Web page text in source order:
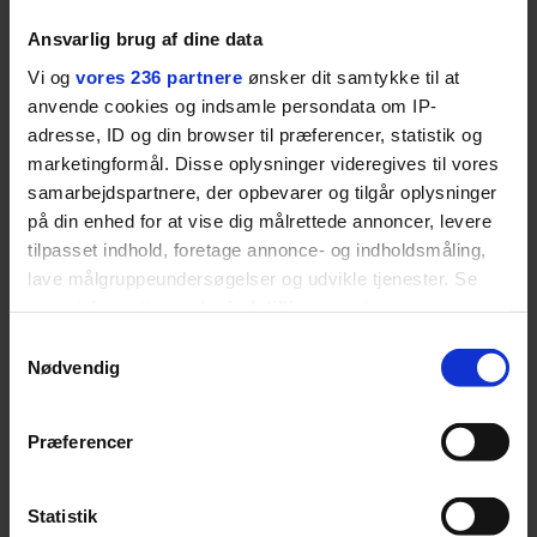
Ansvarlig brug af dine data
Vi og vores 236 partnere ønsker dit samtykke til at
anvende cookies og indsamle persondata om IP-
adresse, ID og din browser til præferencer, statistik og
marketingformål. Disse oplysninger videregives til vores
samarbejdspartnere, der opbevarer og tilgår oplysninger
på din enhed for at vise dig målrettede annoncer, levere
tilpasset indhold, foretage annonce- og indholdsmåling,
lave målgruppeundersøgelser og udvikle tjenester. Se
tilbage eller ændre indstillinger fra vores
"Cookiedeklaration", eller ved at trykke på "Privacy
Nødvendig
Præferencer
Statistik
LIVSSTIL
Dua Lipa har
opdatereret sin guide til
København. Og den er –
ikke overraskende –
ganske forudsigelig
NYHEDSBREV
Skriv dig op til
Euromans nyhedsbrev
her
midterbarn. Når min far
drak sig fuld og blev